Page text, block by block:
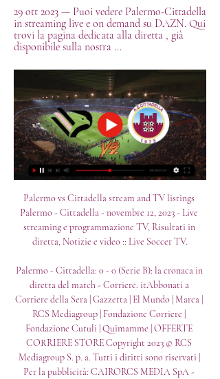
29 ott 2023 — Puoi vedere Palermo-Cittadella
in streaming live e on demand su DAZN. Qui
trovi la pagina dedicata alla diretta , già
disponibile sulla nostra ...
Palermo vs Cittadella stream and TV listings
Palermo - Cittadella - novembre 12, 2023 - Live
streaming e programmazione TV, Risultati in
diretta, Notizie e video :: Live Soccer TV.
Palermo - Cittadella: 0 - 0 (Serie B): la cronaca in
diretta del match - Corriere. itAbbonati a
Corriere della Sera | Gazzetta | El Mundo | Marca |
RCS Mediagroup | Fondazione Corriere |
Fondazione Cutuli | Quimamme | OFFERTE
CORRIERE STORE Copyright 2023 © RCS
Mediagroup S. p. a. Tutti i diritti sono riservati |
Per la pubblicità: CAIRORCS MEDIA SpA -